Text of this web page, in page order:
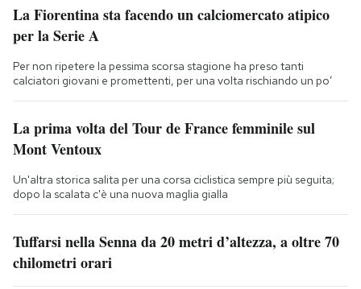
La Fiorentina sta facendo un calciomercato atipico
per la Serie A
Per non ripetere la pessima scorsa stagione ha preso tanti
calciatori giovani e promettenti, per una volta rischiando un po’
La prima volta del Tour de France femminile sul
Mont Ventoux
Un'altra storica salita per una corsa ciclistica sempre più seguita;
dopo la scalata c'è una nuova maglia gialla
Tuffarsi nella Senna da 20 metri d’altezza, a oltre 70
chilometri orari